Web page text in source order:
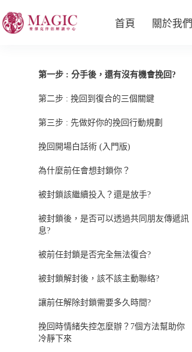
首頁 關於我們
第一步 : 分手後，還有沒有機會挽回?
第二步 : 挽回到復合的三個關鍵
第三步 : 先做好你的挽回行動規劃
挽回開場白話術 (入門版)
為什麼前任會想封鎖你？
被封鎖該繼續投入？還是放手?
被封鎖後，是否可以透過共同朋友傳遞訊
息?
被前任封鎖是否完全無法復合?
被封鎖解封後，該不該主動聯絡?
讓前任解除封鎖需要多久時間?
挽回時情緒失控怎麼辦？7個方法幫助你
冷靜下來